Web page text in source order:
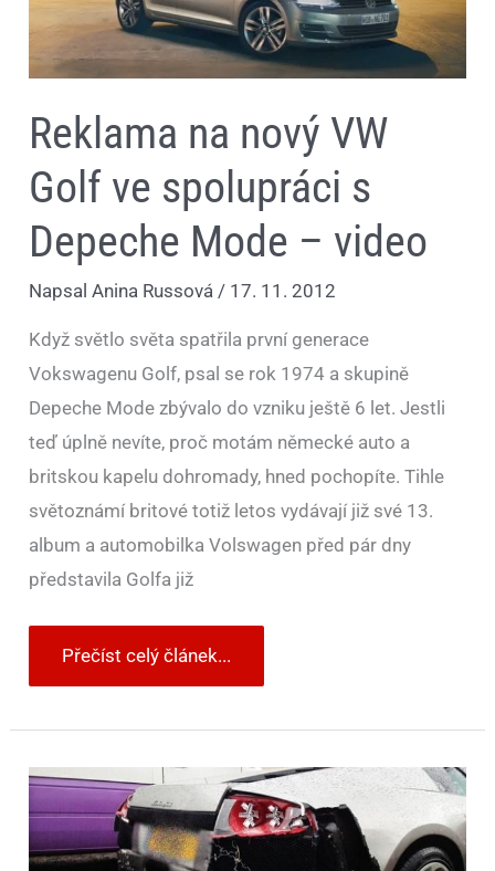
Reklama na nový VW
Golf ve spolupráci s
Depeche Mode – video
NapsalAnina Russová/ 17. 11. 2012
Když světlo světa spatřila první generace
Vokswagenu Golf, psal se rok 1974 a skupině
Depeche Mode zbývalo do vzniku ještě 6 let. Jestli
teď úplně nevíte, proč motám německé auto a
britskou kapelu dohromady, hned pochopíte. Tihle
světoznámí britové totiž letos vydávají již své 13.
album a automobilka Volswagen před pár dny
představila Golfa již
Depeche
Mode
–
video
Přečíst celý článek...
Na
STK
naboural
Lamborghini
Murcielago